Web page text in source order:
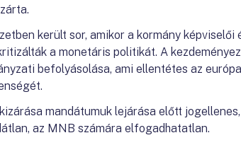
került sor, amikor a kormány képviselői
a monetáris politikát. A
befolyásolása, ami ellentétes az
mandátumuk lejárása előtt jogellenes,
az MNB számára elfogadhatatlan.